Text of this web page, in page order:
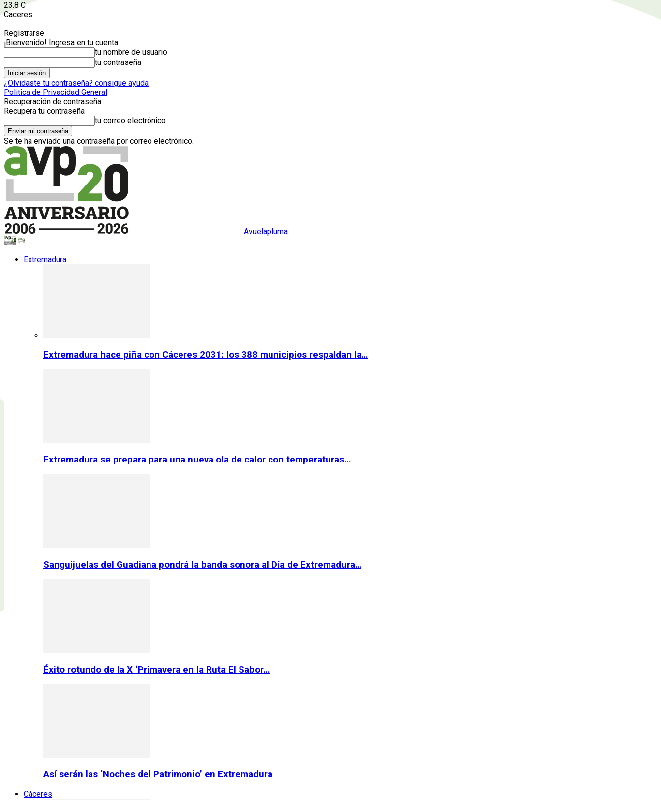
23.8 C
Caceres
Registrarse
¡Bienvenido! Ingresa en tu cuenta
tu nombre de usuario
tu contraseña
¿Olvidaste tu contraseña? consigue ayuda
Politica de Privacidad General
Recuperación de contraseña
Recupera tu contraseña
tu correo electrónico
Se te ha enviado una contraseña por correo electrónico.
Avuelapluma
Extremadura
Extremadura hace piña con Cáceres 2031: los 388 municipios respaldan la…
Extremadura se prepara para una nueva ola de calor con temperaturas…
Sanguijuelas del Guadiana pondrá la banda sonora al Día de Extremadura…
Éxito rotundo de la X ‘Primavera en la Ruta El Sabor…
Así serán las ‘Noches del Patrimonio’ en Extremadura
Cáceres